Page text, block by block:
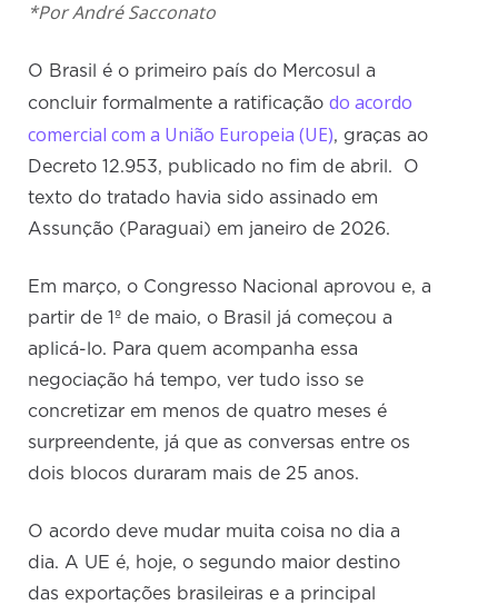
*Por André Sacconato
O Brasil é o primeiro país do Mercosul a
concluir formalmente a ratificaçãodo acordo
comercial com a União Europeia (UE), graças ao
Decreto 12.953, publicado no fim de abril. O
texto do tratado havia sido assinado em
Assunção (Paraguai) em janeiro de 2026.
Em março, o Congresso Nacional aprovou e, a
partir de 1º de maio, o Brasil já começou a
aplicá-lo. Para quem acompanha essa
negociação há tempo, ver tudo isso se
concretizar em menos de quatro meses é
surpreendente, já que as conversas entre os
dois blocos duraram mais de 25 anos.
O acordo deve mudar muita coisa no dia a
dia. A UE é, hoje, o segundo maior destino
das exportações brasileiras e a principal